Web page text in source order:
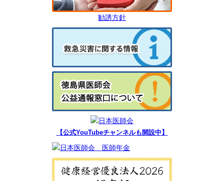
勧誘方針
【公式YouTubeチャンネルも開設中】